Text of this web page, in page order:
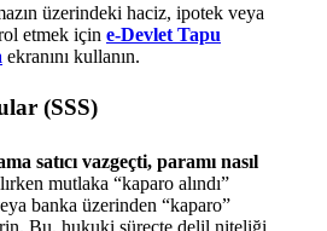
üzerindeki haciz, ipotek veya
etmek için e-Devlet Tapu
ekranını kullanın.
(SSS)
satıcı vazgeçti, paramı nasıl
mutlaka “kaparo alındı”
banka üzerinden “kaparo”